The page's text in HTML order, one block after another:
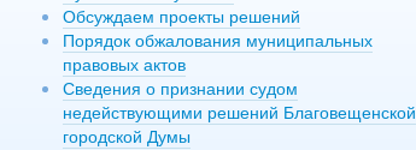
Обсуждаем проекты решений
Порядок обжалования муниципальных
правовых актов
Сведения о признании судом
недействующими решений Благовещенской
городской Думы